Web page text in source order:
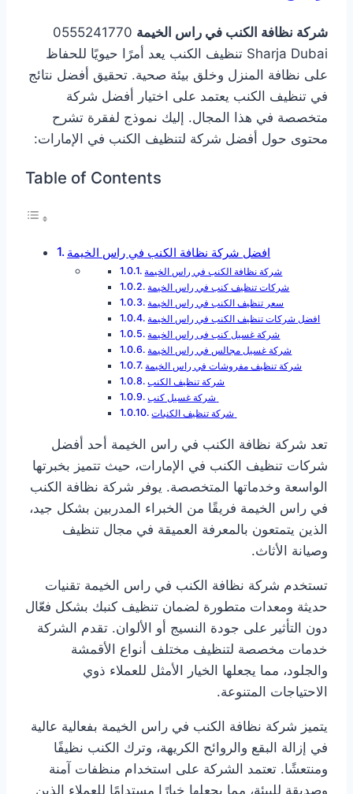
شركة نظافة الكنب في راس الخيمة 0555241770
Sharja Dubai تنظيف الكنب يعد أمرًا حيويًا للحفاظ
على نظافة المنزل وخلق بيئة صحية. تحقيق أفضل نتائج
في تنظيف الكنب يعتمد على اختيار أفضل شركة
متخصصة في هذا المجال. إليك نموذج لفقرة تشرح
محتوى حول أفضل شركة لتنظيف الكنب في الإمارات:
Table of Contents
افضل شركة نظافة الكنب في راس الخيمة
شركة نظافة الكنب في راس الخيمة
شركات تنظيف كنب في راس الخيمة
سعر تنظيف الكنب في راس الخيمة
افضل شركات تنظيف الكنب في راس الخيمة
شركة غسيل كنب فى راس الخيمة
شركة غسيل مجالس في راس الخيمة
شركة تنظيف مفروشات في راس الخيمة
شركة تنظيف الكنب
تعد شركة نظافة الكنب في راس الخيمة أحد أفضل
شركات تنظيف الكنب في الإمارات، حيث تتميز بخبرتها
الواسعة وخدماتها المتخصصة. يوفر شركة نظافة الكنب
في راس الخيمة فريقًا من الخبراء المدربين بشكل جيد،
الذين يتمتعون بالمعرفة العميقة في مجال تنظيف
وصيانة الأثاث.
تستخدم شركة نظافة الكنب في راس الخيمة تقنيات
حديثة ومعدات متطورة لضمان تنظيف كنبك بشكل فعّال
دون التأثير على جودة النسيج أو الألوان. تقدم الشركة
خدمات مخصصة لتنظيف مختلف أنواع الأقمشة
والجلود، مما يجعلها الخيار الأمثل للعملاء ذوي
الاحتياجات المتنوعة.
يتميز شركة نظافة الكنب في راس الخيمة بفعالية عالية
في إزالة البقع والروائح الكريهة، وترك الكنب نظيفًا
ومنتعشًا. تعتمد الشركة على استخدام منظفات آمنة
وصديقة للبيئة، مما يجعلها خيارًا مستدامًا للعملاء الذين